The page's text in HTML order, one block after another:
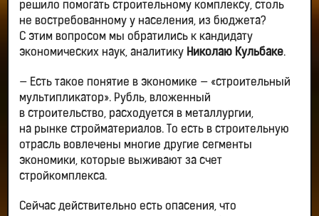
решило помогать строительному комплексу, столь
не востребованному у населения, из бюджета?
С этим вопросом мы обратились к кандидату
экономических наук, аналитику Николаю Кульбаке.
— Есть такое понятие в экономике — «строительный
мультипликатор». Рубль, вложенный
в строительство, расходуется в металлургии,
на рынке стройматериалов. То есть в строительную
отрасль вовлечены многие другие сегменты
экономики, которые выживают за счет
стройкомплекса.
Сейчас действительно есть опасения, что